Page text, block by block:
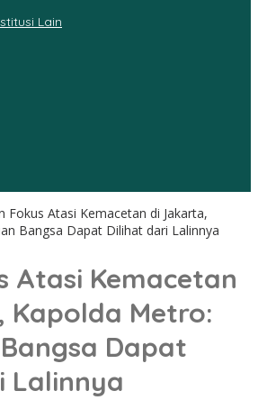
Lain
Fokus Atasi Kemacetan di Jakarta,
Bangsa Dapat Dilihat dari Lalinnya
Atasi Kemacetan
Metro:
Dapat
Lalinnya